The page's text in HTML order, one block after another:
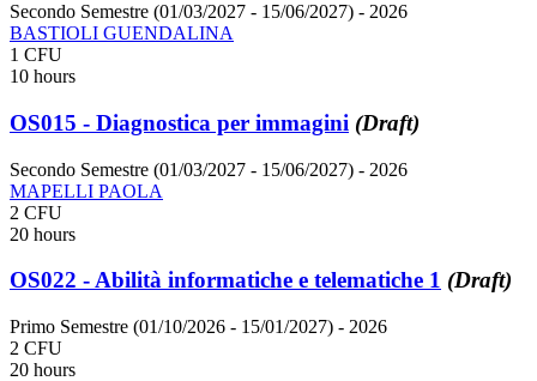
Secondo Semestre (01/03/2027 - 15/06/2027) - 2026
BASTIOLI GUENDALINA
1 CFU
10 hours
OS015 - Diagnostica per immagini (Draft)
Secondo Semestre (01/03/2027 - 15/06/2027) - 2026
MAPELLI PAOLA
2 CFU
20 hours
OS022 - Abilità informatiche e telematiche 1 (Draft)
Primo Semestre (01/10/2026 - 15/01/2027) - 2026
2 CFU
20 hours